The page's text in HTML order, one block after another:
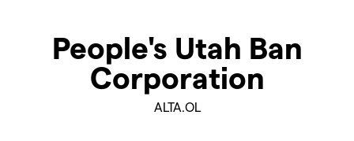
People's Utah Ban
Corporation
ALTA.OL